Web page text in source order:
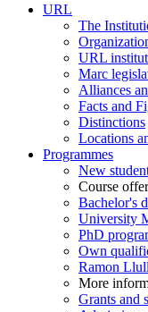
URL
The
URL
Marc
Alliances
Facts and
Distinctions
Locations
Programmes
New
Course
Bachelor's
University
PhD
Own
Ramon
More
Grants and